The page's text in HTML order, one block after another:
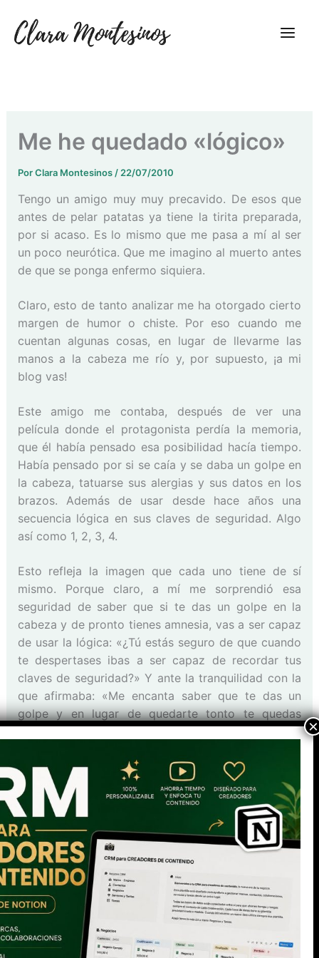
contenido
Me he quedado «lógico»
PorClara Montesinos/22/07/2010
Tengo un amigo muy muy precavido. De esos que
antes de pelar patatas ya tiene la tirita preparada,
por si acaso. Es lo mismo que me pasa a mí al ser
un poco neurótica. Que me imagino al muerto antes
de que se ponga enfermo siquiera.
Claro, esto de tanto analizar me ha otorgado cierto
margen de humor o chiste. Por eso cuando me
cuentan algunas cosas, en lugar de llevarme las
manos a la cabeza me río y, por supuesto, ¡a mi
blog vas!
Este amigo me contaba, después de ver una
película donde el protagonista perdía la memoria,
que él había pensado esa posibilidad hacía tiempo.
Había pensado por si se caía y se daba un golpe en
la cabeza, tatuarse sus alergias y sus datos en los
brazos. Además de usar desde hace años una
secuencia lógica en sus claves de seguridad. Algo
así como 1, 2, 3, 4.
Esto refleja la imagen que cada uno tiene de sí
mismo. Porque claro, a mí me sorprendió esa
seguridad de saber que si te das un golpe en la
cabeza y de pronto tienes amnesia, vas a ser capaz
de usar la lógica: «¿Tú estás seguro de que cuando
te despertases ibas a ser capaz de recordar tus
claves de seguridad?» Y ante la tranquilidad con la
que afirmaba: «Me encanta saber que te das un
golpe y en lugar de quedarte tonto te quedas
Tal vez le destapé la realidad. No sé si ha cambiado
sus claves por números al azar o ya tiene hora en la
tatuadora del barrio…
ANTERIOR SIGUIENTE
Tu Co-CMO